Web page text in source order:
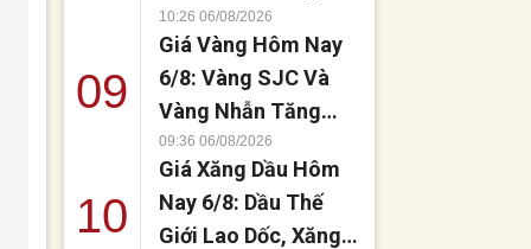
tại Đà Nẵng
10:26 06/08/2026
09
Giá Vàng Hôm Nay
6/8: Vàng SJC Và
Vàng Nhẫn Tăng
Mạnh, Thế Giới
Hướng Tới Mốc
4.300 USD/Ounce
09:36 06/08/2026
10
Giá Xăng Dầu Hôm
Nay 6/8: Dầu Thế
Giới Lao Dốc, Xăng